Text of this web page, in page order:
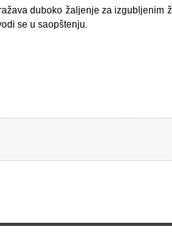
duboko žaljenje za izgubljenim
se u saopštenju.